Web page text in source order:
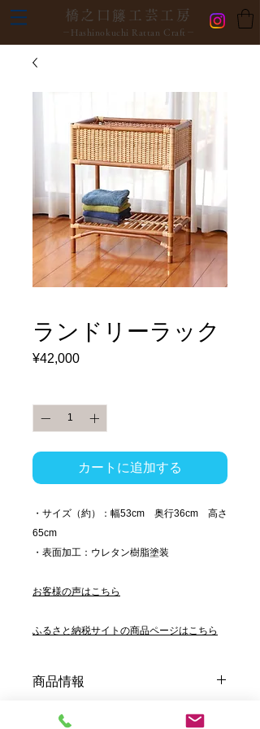
橋之口籐工芸工房
－Hashinokuchi Rattan Craft－
ランドリーラック
¥42,000価
カートに追加する
・サイズ（約）：幅53cm 奥行36cm 高さ
65cm
・表面加工：ウレタン樹脂塗装
お客様の声はこちら
ふるさと納税サイトの商品ページはこちら
商品情報
『シンプルフォルムで 使い勝手抜群♪』
上段は、縦方向に丸芯を走らせ、横方向に皮
返品・返金ポリシー